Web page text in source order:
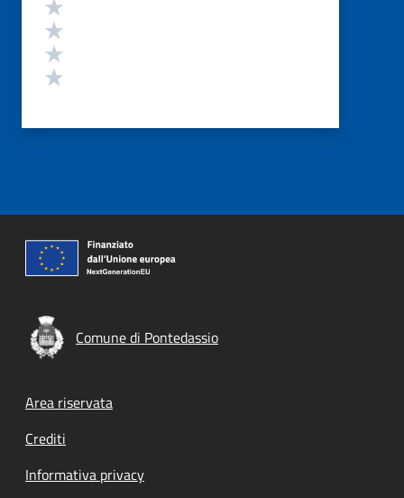
Comune di Pontedassio
Footer menu
Area riservata
Crediti
Informativa privacy